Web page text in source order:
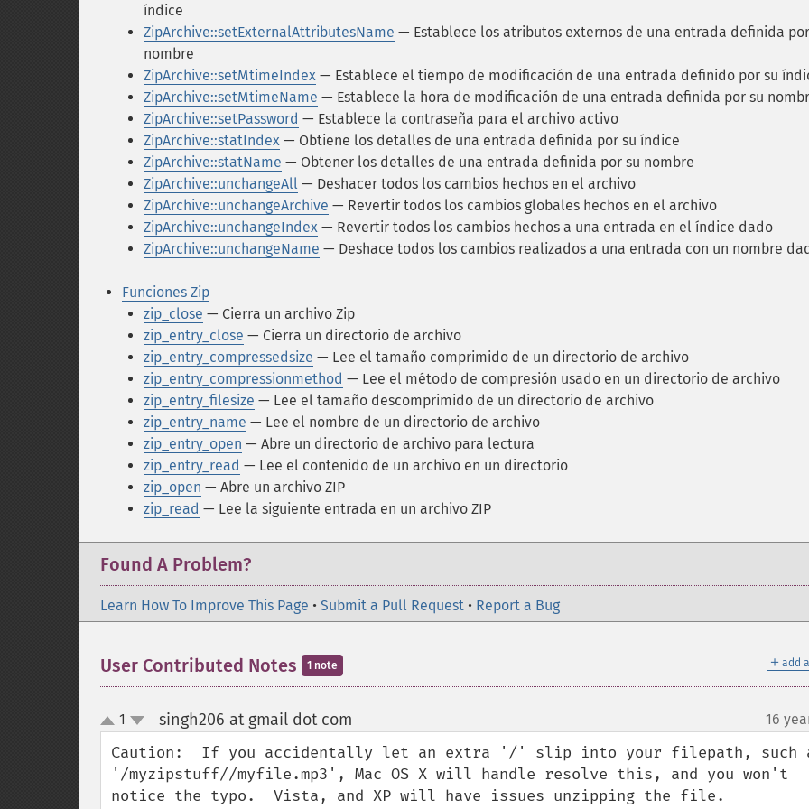
índice
ZipArchive::setExternalAttributesName — Establece los atributos externos de una entrada definida
nombre
ZipArchive::setMtimeIndex — Establece el tiempo de modificación de una entrada definido por su
ZipArchive::setMtimeName — Establece la hora de modificación de una entrada definida por su
ZipArchive::setPassword — Establece la contraseña para el archivo activo
ZipArchive::statIndex — Obtiene los detalles de una entrada definida por su índice
ZipArchive::statName — Obtener los detalles de una entrada definida por su nombre
ZipArchive::unchangeAll — Deshacer todos los cambios hechos en el archivo
ZipArchive::unchangeArchive — Revertir todos los cambios globales hechos en el archivo
ZipArchive::unchangeIndex — Revertir todos los cambios hechos a una entrada en el índice dado
ZipArchive::unchangeName — Deshace todos los cambios realizados a una entrada con un nombre
Funciones Zip
zip_close — Cierra un archivo Zip
zip_entry_close — Cierra un directorio de archivo
zip_entry_compressedsize — Lee el tamaño comprimido de un directorio de archivo
zip_entry_compressionmethod — Lee el método de compresión usado en un directorio de archivo
zip_entry_filesize — Lee el tamaño descomprimido de un directorio de archivo
zip_entry_name — Lee el nombre de un directorio de archivo
zip_entry_open — Abre un directorio de archivo para lectura
zip_entry_read — Lee el contenido de un archivo en un directorio
zip_open — Abre un archivo ZIP
zip_read — Lee la siguiente entrada en un archivo ZIP
Found A Problem?
Learn How To Improve This Page • Submit a Pull Request • Report a Bug
＋ add
User Contributed Notes 1 note
up
down
1 singh206 at gmail dot com 16
Caution:  If you accidentally let an extra '/' slip into your filepath, such
'/myzipstuff//myfile.mp3', Mac OS X will handle resolve this, and you won't
notice the typo.  Vista, and XP will have issues unzipping the file.